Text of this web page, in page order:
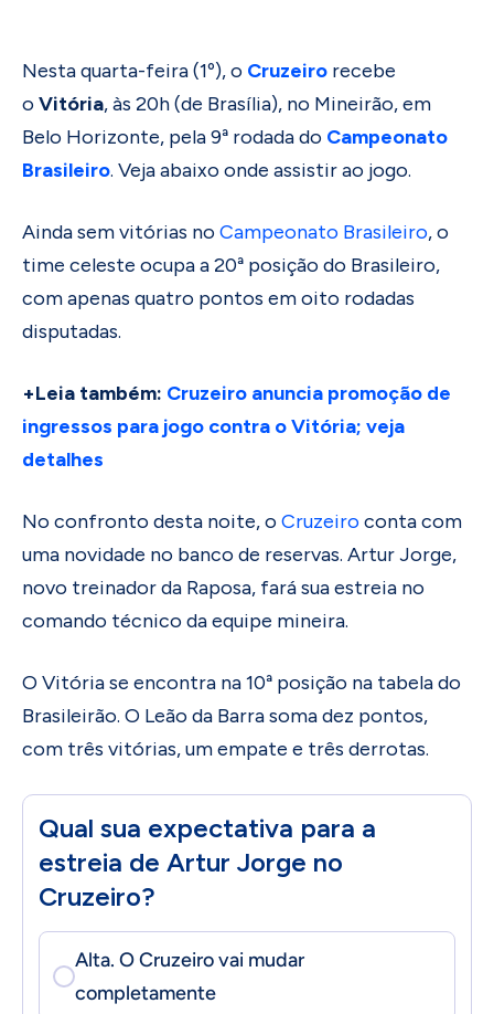
Nesta quarta-feira (1º), o Cruzeiro recebe
oVitória, às 20h (de Brasília), no Mineirão, em
Belo Horizonte, pela 9ª rodada do Campeonato
Brasileiro. Veja abaixo onde assistir ao jogo.
Ainda sem vitórias noCampeonato Brasileiro, o
time celeste ocupa a 20ª posição do Brasileiro,
com apenas quatro pontos em oito rodadas
disputadas.
+Leia também: Cruzeiro anuncia promoção de
ingressos para jogo contra o Vitória; veja
detalhes
No confronto desta noite, oCruzeiroconta com
uma novidade no banco de reservas. Artur Jorge,
novo treinador da Raposa, fará sua estreia no
comando técnico da equipe mineira.
O Vitória se encontra na 10ª posição na tabela do
Brasileirão. O Leão da Barra soma dez pontos,
com três vitórias, um empate e três derrotas.
Qual sua expectativa para a
estreia de Artur Jorge no
Cruzeiro?
Alta. O Cruzeiro vai mudar
completamente